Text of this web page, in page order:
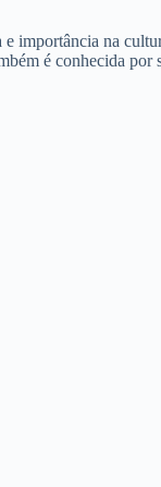
importância na
é conhecida por